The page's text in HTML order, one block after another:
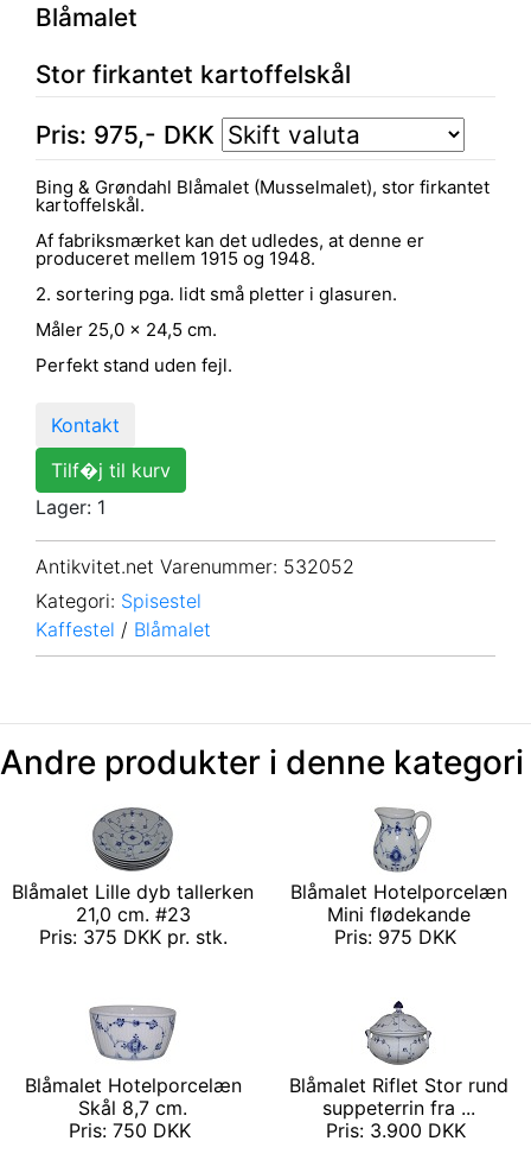
Blåmalet
Stor firkantet kartoffelskål
Pris: 975,- DKK
Bing & Grøndahl Blåmalet (Musselmalet), stor firkantet
kartoffelskål.
Af fabriksmærket kan det udledes, at denne er
produceret mellem 1915 og 1948.
2. sortering pga. lidt små pletter i glasuren.
Måler 25,0 x 24,5 cm.
Perfekt stand uden fejl.
Kontakt
Tilf�j til kurv
Lager: 1
Antikvitet.net Varenummer: 532052
Kategori: Spisestel
Kaffestel / Blåmalet
Andre produkter i denne kategori
Blåmalet Lille dyb tallerken
21,0 cm. #23
Pris: 375 DKK pr. stk.
Blåmalet Hotelporcelæn
Mini flødekande
Pris: 975 DKK
Blåmalet Hotelporcelæn
Skål 8,7 cm.
Pris: 750 DKK
Blåmalet Riflet Stor rund
suppeterrin fra ...
Pris: 3.900 DKK